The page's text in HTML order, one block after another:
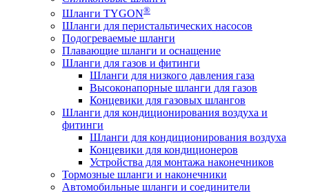
Шланги TYGON®
Шланги для перистальтических насосов
Подогреваемые шланги
Плавающие шланги и оснащение
Шланги для газов и фитинги
Шланги для низкого давления газа
Высоконапорные шланги для газов
Концевики для газовых шлангов
Шланги для кондиционирования воздуха и
фитинги
Шланги для кондиционирования воздуха
Концевики для кондиционеров
Устройства для монтажа наконечников
Тормозные шланги и наконечники
Автомобильные шланги и соединители